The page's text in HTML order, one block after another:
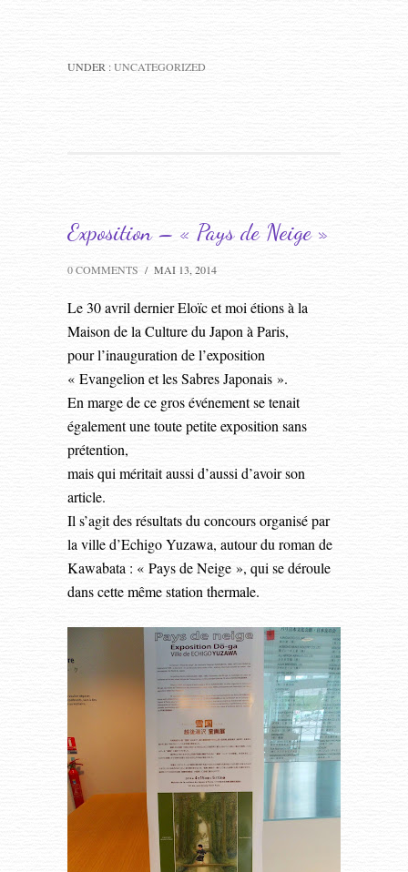
UNDER :UNCATEGORIZED
Exposition – « Pays de Neige »
0 COMMENTS / MAI 13, 2014
Le 30 avril dernier Eloïc et moi étions à la
Maison de la Culture du Japon à Paris,
pour l’inauguration de l’exposition
« Evangelion et les Sabres Japonais ».
En marge de ce gros événement se tenait
également une toute petite exposition sans
prétention,
mais qui méritait aussi d’aussi d’avoir son
article.
Il s’agit des résultats du concours organisé par
la ville d’Echigo Yuzawa, autour du roman de
Kawabata : « Pays de Neige », qui se déroule
dans cette même station thermale.